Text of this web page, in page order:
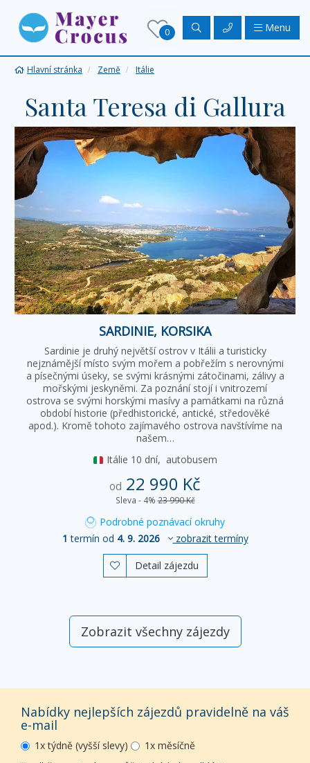
0 Menu
Hlavní stránka Země Itálie
Santa Teresa di Gallura
SARDINIE, KORSIKA
Sardinie je druhý největší ostrov v Itálii a turisticky
nejznámější místo svým mořem a pobřežím s nerovnými
a písečnými úseky, se svými krásnými zátočinami, zálivy a
mořskými jeskyněmi. Za poznání stojí i vnitrozemí
ostrova se svými horskými masívy a památkami na různá
období historie (předhistorické, antické, středověké
apod.). Kromě tohoto zajímavého ostrova navštívíme na
našem…
Itálie 10 dní, autobusem
od 22 990 Kč
Sleva - 4% 23 990 Kč
Podrobné poznávací okruhy
1 termín od 4. 9. 2026 zobrazit termíny
 Detail zájezdu
Zobrazit všechny zájezdy
Nabídky nejlepších zájezdů pravidelně na váš
e-mail
1x týdně (vyšší slevy)
1x měsíčně